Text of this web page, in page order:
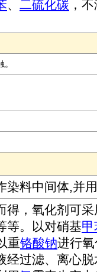
、 二硫化碳 ，
染料中间体,并
得，氧化剂可采
等。以对硝基甲
重铬酸钠进行
经过滤、离心